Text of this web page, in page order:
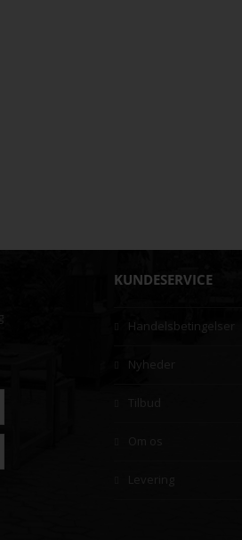
KUNDESERVICE
Handelsbetingelser
Nyheder
Tilbud
Om os
Levering